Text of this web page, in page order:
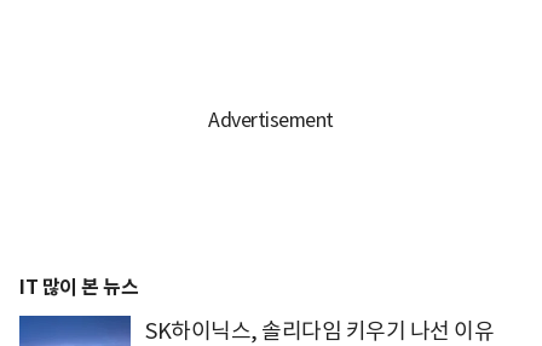
IT 많이 본 뉴스
SK하이닉스, 솔리다임 키우기 나선 이유